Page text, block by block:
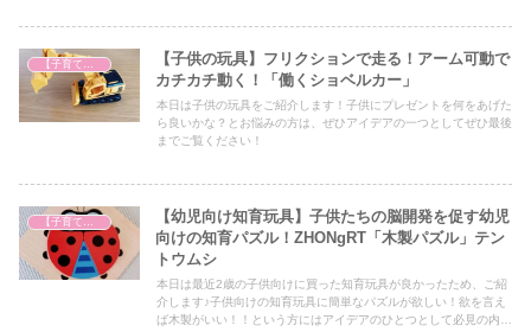
【子供の玩具】フリクションで走る！アーム可動で
カチカチ動く！「働くショベルカー」
本日は子供の玩具をご紹介します！子供にプレゼントを何をあげた
ら良いかな？とお悩みの方は、ぜひアイデアの一つとしてぜひ最後
までご覧ください！
【幼児向け知育玩具】子供たちの脳開発を促す幼児
向けの知育パズル！ZHONgRT「木製パズル」テン
トウムシ
本日は最近2歳の子供向けに買った知育玩具が良かったため、ご紹
介します♪子供向けの知育玩具に簡単なパズルが欲しい！欲を言え
ば木製がいい！！という方にはアイデアのひとつとして必見の内容